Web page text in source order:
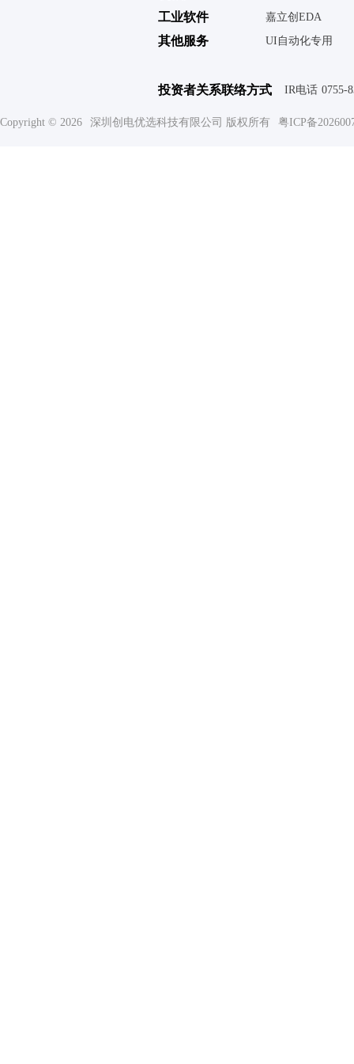
工业软件 嘉立创EDA
其他服务 UI自动化专用
投资者关系联络方式 IR电话 0755-
Copyright © 2026 深圳创电优选科技有限公司 版权所有 粤ICP备